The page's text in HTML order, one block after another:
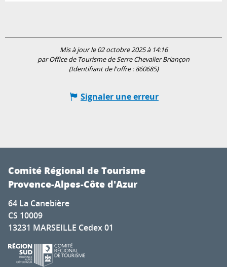
Mis à jour le 02 octobre 2025 à 14:16
par Office de Tourisme de Serre Chevalier Briançon
(Identifiant de l'offre :860685)
Signaler une erreur
Comité Régional de Tourisme
Provence-Alpes-Côte d'Azur
64 La Canebière
CS 10009
13231 MARSEILLE Cedex 01